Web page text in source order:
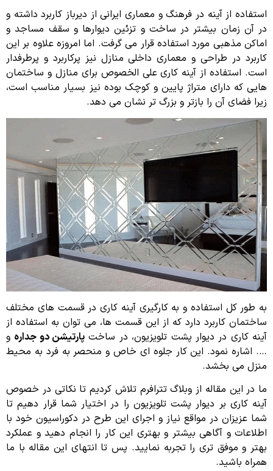
استفاده از آینه در فرهنگ و معماری ایرانی از دیرباز کاربرد داشته و
در آن زمان بیشتر در ساخت و تزئین دیوارها و سقف مساجد و
اماکن مذهبی مورد استفاده قرار می گرفت. اما امروزه علاوه بر این
کاربرد در طراحی و معماری داخلی منازل نیز پرکاربرد و پرطرفدار
است. استفاده از آینه کاری علی الخصوص برای منازل و ساختمان
هایی که دارای متراژ پایین و کوچک بوده نیز بسیار مناسب است،
زیرا فضای آن را بازتر و بزرگ تر نشان می دهد.
به طور کل استفاده و به کارگیری آینه کاری در قسمت های مختلف
ساختمان کاربرد دارد که از این قسمت ها، می توان به استفاده از
آینه کاری در دیوار پشت تلویزیون، در ساخت پارتیشن دو جداره و
…. اشاره نمود. این کار جلوه ای خاص و منحصر به فرد به محیط
منزل می بخشد.
ما در این مقاله از وبلاگ تترافرم تلاش کردیم تا نکاتی در خصوص
آینه کاری بر دیوار پشت تلویزیون را در اختیار شما قرار دهیم تا
شما عزیزان در مواقع نیاز و اجرای این طرح در دکوراسیون خود با
اطلاعات و آگاهی بیشتر و بهتری این کار را انجام دهید و عملکرد
بهتر و موفق تری را تجربه نمایید. پس تا انتهای این مقاله با ما
همراه باشید.